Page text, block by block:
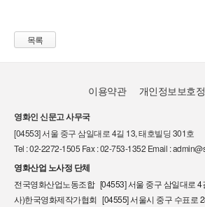
목록
이용약관 개인정보보호
영화인 신문고 사무국
[04553] 서울 중구 삼일대로 4길 13, 태호빌딩 301호
Tel : 02-2272-1505 Fax : 02-753-1352 Email :
영화산업 노사정 단체
전국영화산업노동조합 [04553] 서울 중구 삼일대로 4
사)한국영화제작가협회 [04555] 서울시 중구 수표로